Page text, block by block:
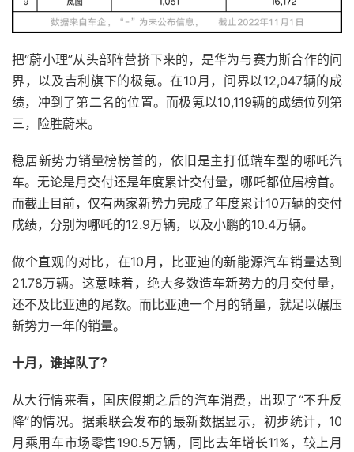
把“蔚小理”从头部阵营挤下来的，是华为与赛力斯合作的问
界，以及吉利旗下的极氪。在10月，问界以12,047辆的成
绩，冲到了第二名的位置。而极氪以10,119辆的成绩位列第
三，险胜蔚来。
稳居新势力销量榜榜首的，依旧是主打低端车型的哪吒汽
车。无论是月交付还是年度累计交付量，哪吒都位居榜首。
而截止目前，仅有两家新势力完成了年度累计10万辆的交付
成绩，分别为哪吒的12.9万辆，以及小鹏的10.4万辆。
做个直观的对比，在10月，比亚迪的新能源汽车销量达到
21.78万辆。这意味着，绝大多数造车新势力的月交付量，
还不及比亚迪的尾数。而比亚迪一个月的销量，就足以碾压
新势力一年的销量。
十月，谁掉队了？
从大行情来看，国庆假期之后的汽车消费，出现了“不升反
降”的情况。据乘联会发布的最新数据显示，初步统计，10
月乘用车市场零售190.5万辆，同比去年增长11%，较上月